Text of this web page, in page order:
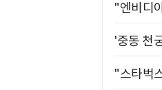
"엔비디
'중동 천
"스타벅